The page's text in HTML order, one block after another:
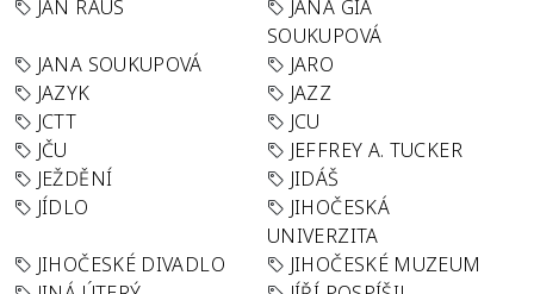
JAN RAUS
JANA GIA
SOUKUPOVÁ
JANA SOUKUPOVÁ
JARO
JAZYK
JAZZ
JCTT
JCU
JČU
JEFFREY A. TUCKER
JEŽDĚNÍ
JIDÁŠ
JÍDLO
JIHOČESKÁ
UNIVERZITA
JIHOČESKÉ DIVADLO
JIHOČESKÉ MUZEUM